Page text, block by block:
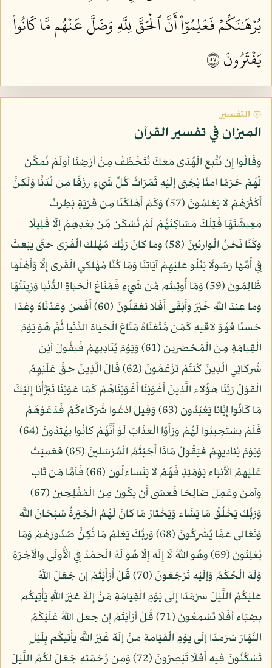
بُرۡهَٰنَكُمۡ فَعَلِمُوٓاْ أَنَّ ٱلۡحَقَّ لِلَّهِ وَضَلَّ عَنۡهُم مَّا كَانُواْ
يَفۡتَرُونَ ٧٥
۞ التفسير
الميزان في تفسير القرآن
وَقَالُوا إِن نَّتَّبِعِ الْهُدَى مَعَكَ نُتَخَطَّفْ مِنْ أَرْضِنَا أَوَلَمْ نُمَكِّن
لَّهُمْ حَرَمًا آمِنًا يُجْبَى إِلَيْهِ ثَمَرَاتُ كُلِّ شَيْءٍ رِزْقًا مِن لَّدُنَّا وَلَكِنَّ
أَكْثَرَهُمْ لَا يَعْلَمُونَ (57) وَكَمْ أَهْلَكْنَا مِن قَرْيَةٍ بَطِرَتْ
مَعِيشَتَهَا فَتِلْكَ مَسَاكِنُهُمْ لَمْ تُسْكَن مِّن بَعْدِهِمْ إِلَّا قَلِيلًا
وَكُنَّا نَحْنُ الْوَارِثِينَ (58) وَمَا كَانَ رَبُّكَ مُهْلِكَ الْقُرَى حَتَّى يَبْعَثَ
فِي أُمِّهَا رَسُولًا يَتْلُو عَلَيْهِمْ آيَاتِنَا وَمَا كُنَّا مُهْلِكِي الْقُرَى إِلَّا وَأَهْلُهَا
ظَالِمُونَ (59) وَمَا أُوتِيتُم مِّن شَيْءٍ فَمَتَاعُ الْحَيَاةِ الدُّنْيَا وَزِينَتُهَا
وَمَا عِندَ اللَّهِ خَيْرٌ وَأَبْقَى أَفَلَا تَعْقِلُونَ (60) أَفَمَن وَعَدْنَاهُ وَعْدًا
حَسَنًا فَهُوَ لَاقِيهِ كَمَن مَّتَّعْنَاهُ مَتَاعَ الْحَيَاةِ الدُّنْيَا ثُمَّ هُوَ يَوْمَ
الْقِيَامَةِ مِنَ الْمُحْضَرِينَ (61) وَيَوْمَ يُنَادِيهِمْ فَيَقُولُ أَيْنَ
شُرَكَائِيَ الَّذِينَ كُنتُمْ تَزْعُمُونَ (62) قَالَ الَّذِينَ حَقَّ عَلَيْهِمُ
الْقَوْلُ رَبَّنَا هَؤُلَاء الَّذِينَ أَغْوَيْنَا أَغْوَيْنَاهُمْ كَمَا غَوَيْنَا تَبَرَّأْنَا إِلَيْكَ
مَا كَانُوا إِيَّانَا يَعْبُدُونَ (63) وَقِيلَ ادْعُوا شُرَكَاءكُمْ فَدَعَوْهُمْ
فَلَمْ يَسْتَجِيبُوا لَهُمْ وَرَأَوُا الْعَذَابَ لَوْ أَنَّهُمْ كَانُوا يَهْتَدُونَ (64)
وَيَوْمَ يُنَادِيهِمْ فَيَقُولُ مَاذَا أَجَبْتُمُ الْمُرْسَلِينَ (65) فَعَمِيَتْ
عَلَيْهِمُ الْأَنبَاء يَوْمَئِذٍ فَهُمْ لَا يَتَسَاءلُونَ (66) فَأَمَّا مَن تَابَ
وَآمَنَ وَعَمِلَ صَالِحًا فَعَسَى أَن يَكُونَ مِنَ الْمُفْلِحِينَ (67)
وَرَبُّكَ يَخْلُقُ مَا يَشَاء وَيَخْتَارُ مَا كَانَ لَهُمُ الْخِيَرَةُ سُبْحَانَ اللَّهِ
وَتَعَالَى عَمَّا يُشْرِكُونَ (68) وَرَبُّكَ يَعْلَمُ مَا تُكِنُّ صُدُورُهُمْ وَمَا
يُعْلِنُونَ (69) وَهُوَ اللَّهُ لَا إِلَهَ إِلَّا هُوَ لَهُ الْحَمْدُ فِي الْأُولَى وَالْآخِرَةِ
وَلَهُ الْحُكْمُ وَإِلَيْهِ تُرْجَعُونَ (70) قُلْ أَرَأَيْتُمْ إِن جَعَلَ اللَّهُ
عَلَيْكُمُ اللَّيْلَ سَرْمَدًا إِلَى يَوْمِ الْقِيَامَةِ مَنْ إِلَهٌ غَيْرُ اللَّهِ يَأْتِيكُم
بِضِيَاء أَفَلَا تَسْمَعُونَ (71) قُلْ أَرَأَيْتُمْ إِن جَعَلَ اللَّهُ عَلَيْكُمُ
النَّهَارَ سَرْمَدًا إِلَى يَوْمِ الْقِيَامَةِ مَنْ إِلَهٌ غَيْرُ اللَّهِ يَأْتِيكُم بِلَيْلٍ
تَسْكُنُونَ فِيهِ أَفَلَا تُبْصِرُونَ (72) وَمِن رَّحْمَتِهِ جَعَلَ لَكُمُ اللَّيْلَ